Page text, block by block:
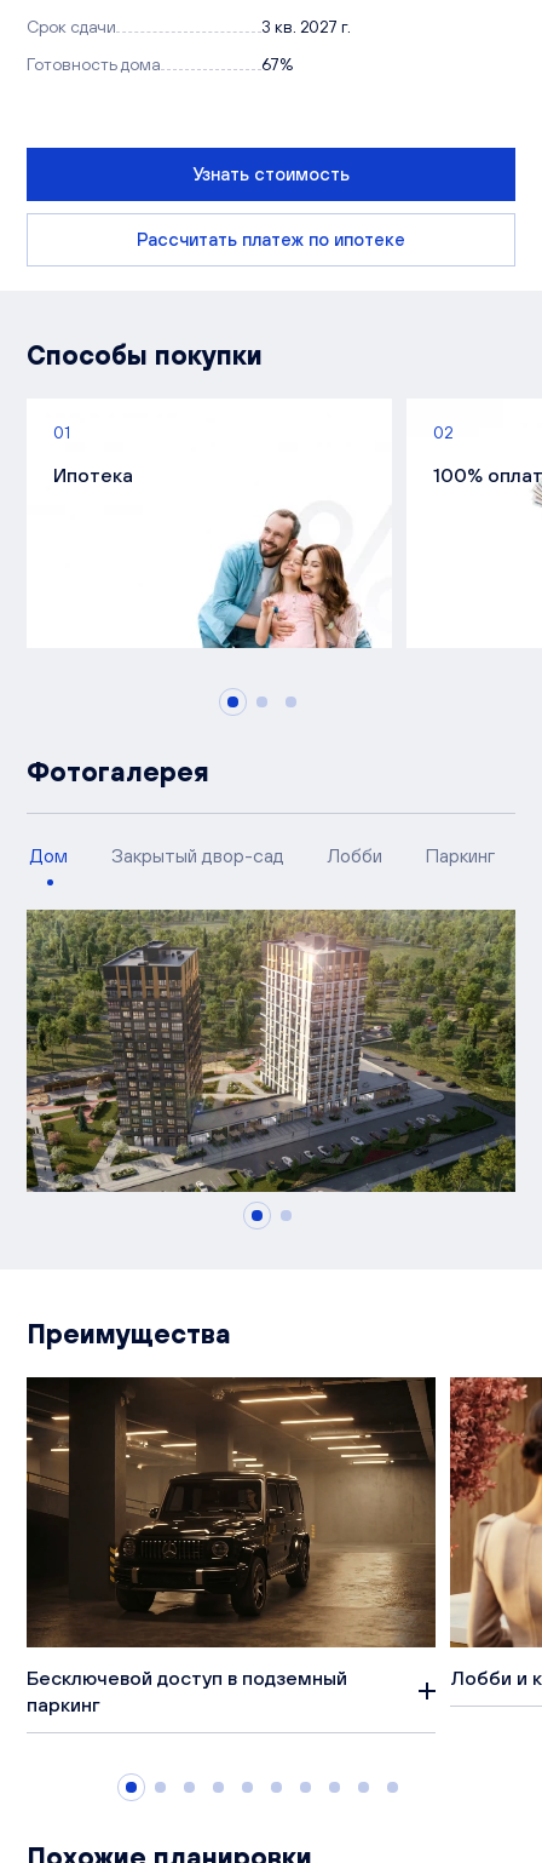
Срок сдачи
3 кв. 2027 г.
Готовность дома
67%
Узнать стоимость
Рассчитать платеж по ипотеке
Способы покупки
01
Ипотека
02
100%
Фотогалерея
Дом Закрытый двор-сад Лобби Паркинг
Преимущества
Бесключевой доступ в подземный
паркинг
Лобби и